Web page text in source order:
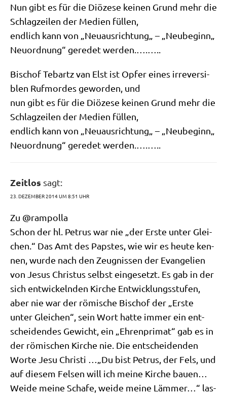
Nun gibt es für die Diö­ze­se kei­nen Grund mehr die
Schlag­zei­len der Medi­en füllen,
end­lich kann von „Neu­aus­rich­tung„ – „Neu­be­ginn„
Neu­ord­nung“ gere­det werden.….…..
Bischof Tebartz van Elst ist Opfer eines irrever­si­
blen Ruf­mor­des gewor­den, und
nun gibt es für die Diö­ze­se kei­nen Grund mehr die
Schlag­zei­len der Medi­en füllen,
end­lich kann von „Neu­aus­rich­tung„ – „Neu­be­ginn„
Neu­ord­nung“ gere­det werden.….…..
Zeitlos sagt:
23. DEZEMBER 2014 UM 8:51 UHR
Zu @rampolla
Schon der hl. Petrus war nie „der Erste unter Glei­
chen.“ Das Amt des Pap­stes, wie wir es heu­te ken­
nen, wur­de nach den Zeug­nis­sen der Evan­ge­li­en
von Jesus Chri­stus selbst ein­ge­setzt. Es gab in der
sich ent­wickeln­den Kir­che Ent­wick­lungs­stu­fen,
aber nie war der römi­sche Bischof der „Erste
unter Glei­chen“, sein Wort hat­te immer ein ent­
schei­den­des Gewicht, ein „Ehren­pri­mat“ gab es in
der römi­schen Kir­che nie. Die ent­schei­den­den
Wor­te Jesu Chri­sti …„Du bist Petrus, der Fels, und
auf die­sem Fel­sen will ich mei­ne Kir­che bau­en…
Wei­de mei­ne Scha­fe, wei­de mei­ne Läm­mer…“ las­